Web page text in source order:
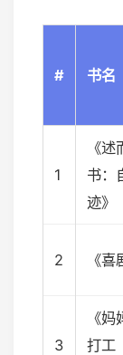
# 书名
1
《
书：
迹》
2 《喜
3
《
打工